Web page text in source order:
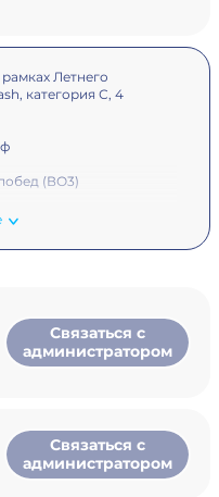
Летнего
категория С, 4
(ВО3)
во участников -
Связаться с
администратором
Связаться с
администратором